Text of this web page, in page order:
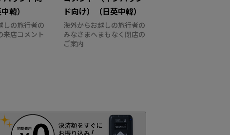
韓）
しの旅行者の
来店コメント
ド向け）（日英中韓）
海外からお越しの旅行者の
みなさまへまもなく閉店の
ご案内